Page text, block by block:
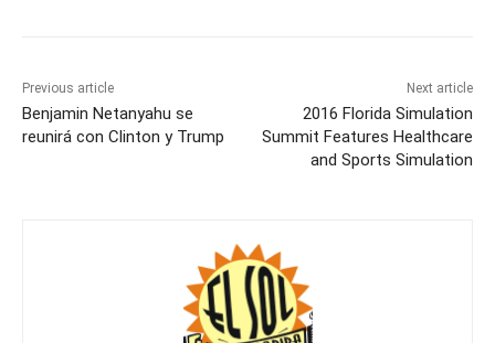
Previous article
Benjamin Netanyahu se
reunirá con Clinton y Trump
Next article
2016 Florida Simulation
Summit Features Healthcare
and Sports Simulation